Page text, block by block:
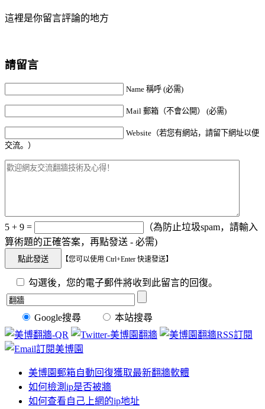
這裡是你留言評論的地方
請留言
Name 稱呼 (必需)
Mail 郵箱（不會公開） (必需)
Website（若您有網站，請留下網址以便
交流。）
5 + 9 =
（為防止垃圾spam，請輸入
算術題的正確答案，再點發送 - 必需)
【您可以使用 Ctrl+Enter 快速發送】
勾選後，您的電子郵件將收到此留言的回復。
Google搜尋 本站搜尋
美博園郵箱自動回復獲取最新翻牆軟體
如何檢測ip是否被牆
如何查看自己上網的ip地址